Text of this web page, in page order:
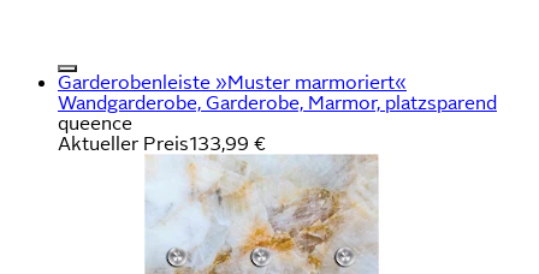
Garderobenleiste »Muster marmoriert«
Wandgarderobe, Garderobe, Marmor, platzsparend
queence
Aktueller Preis133,99 €